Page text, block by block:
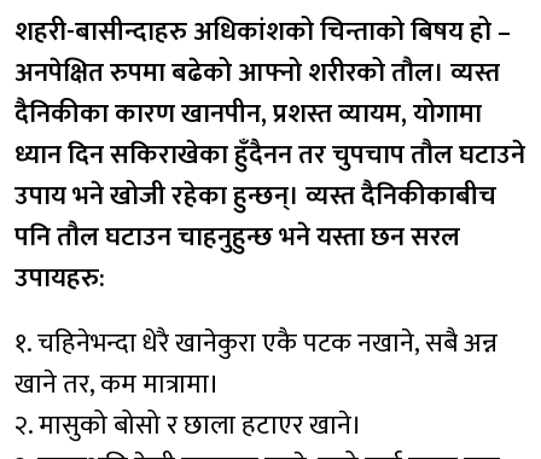
शहरी-बासीन्दाहरु अधिकांशको चिन्ताको बिषय हो –
अनपेक्षित रुपमा बढेको आफ्नो शरीरको तौल। व्यस्त
दैनिकीका कारण खानपीन, प्रशस्त व्यायम, योगामा
ध्यान दिन सकिराखेका हुँदैनन तर चुपचाप तौल घटाउने
उपाय भने खोजी रहेका हुन्छन्। व्यस्त दैनिकीकाबीच
पनि तौल घटाउन चाहनुहुन्छ भने यस्ता छन सरल
उपायहरु:
१. चहिनेभन्दा धेरै खानेकुरा एकै पटक नखाने, सबै अन्न
खाने तर, कम मात्रामा।
२. मासुको बोसो र छाला हटाएर खाने।